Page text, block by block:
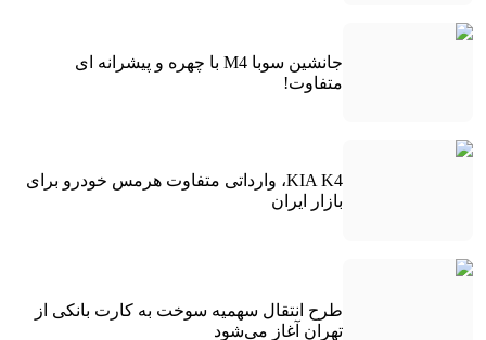
جانشین سوبا M4 با چهره و پیشرانه ای
متفاوت!
KIA K4، وارداتی متفاوت هرمس خودرو برای
بازار ایران
طرح انتقال سهمیه سوخت به کارت بانکی از
تهران آغاز می‌شود